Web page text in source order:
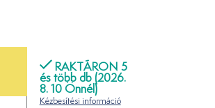
RAKTÁRON 5
és több db (2026.
8. 10 Önnél)
Kézbesítési információ